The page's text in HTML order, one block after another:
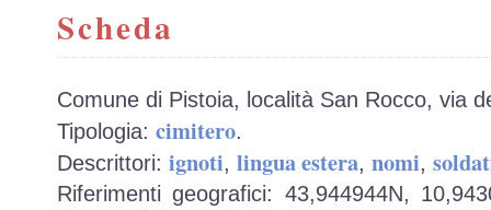
Scheda
Comune di Pistoia, località San Rocco, via
Tipologia: cimitero.
Descrittori: ignoti, lingua estera, nomi,
Riferimenti geografici: 43,944944N,